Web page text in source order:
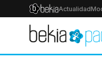
Actualidad